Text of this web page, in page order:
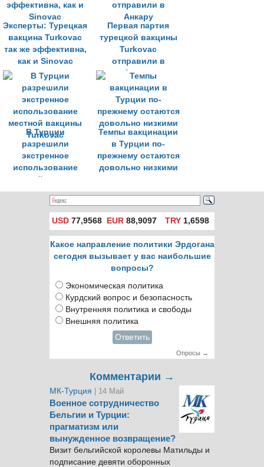
Эксперты: Турецкая
вакцина Turkovac
так же эффективна,
как и Sinovac
Первая партия
турецкой вакцины
Turkovac
отправили в
Анкару
В Турции
разрешили
экстренное
использование
местной вакцины
Turkovac
Темпы вакцинации
в Турции по-
прежнему остаются
довольно низкими
USD 77,9568 EUR 88,9097 TRY1,6598
Какое направление политики Эрдогана
сегодня вызывает у вас наибольшие
вопросы?
Экономическая политика
Курдский вопрос и безопасность
Внутренняя политика и свободы
Внешняя политика
Ответить
Опросы →
Комментарии →
МК-Турция | 14 Май
Военное сотрудничество
Бельгии и Турции:
прагматизм или
вынужденное возвращение?
Визит бельгийской королевы Матильды и
подписание девяти оборонных